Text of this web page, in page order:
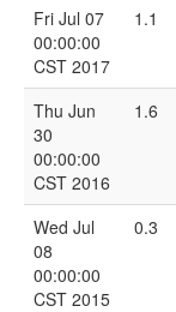
Fri Jul 07
00:00:00
CST 2017
1.1
Thu Jun
30
00:00:00
CST 2016
1.6
Wed Jul
08
00:00:00
CST 2015
0.3